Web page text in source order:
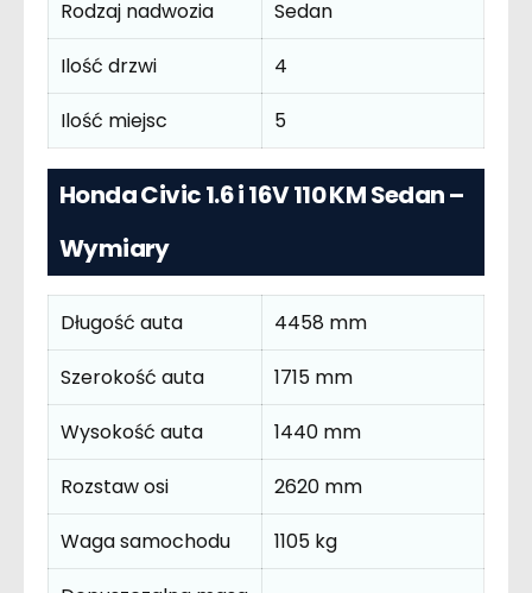
Rodzaj nadwozia
Sedan
Ilość drzwi
4
Ilość miejsc
5
Honda Civic 1.6 i 16V 110 KM Sedan –
Wymiary
Długość auta
4458 mm
Szerokość auta
1715 mm
Wysokość auta
1440 mm
Rozstaw osi
2620 mm
Waga samochodu
1105 kg